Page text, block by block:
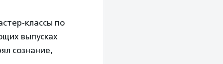
классы по
выпусках
сознание,